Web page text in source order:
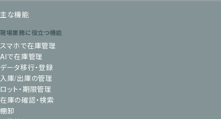
主な機能
現場業務に役立つ機能
スマホで在庫管理
AIで在庫管理
データ移行・登録
入庫/出庫の管理
ロット・期限管理
在庫の確認・検索
棚卸